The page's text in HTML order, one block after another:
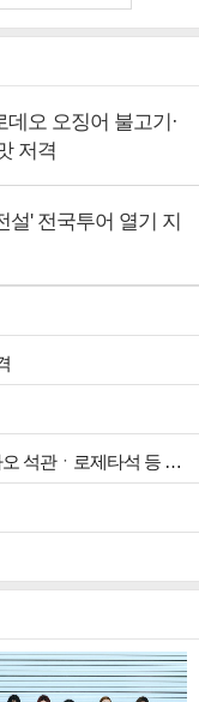
오 오징어 불고기·
저격
' 전국투어 열기 지
유성환 교수가 전하는 람세스 2세 흉상ㆍ파라오 석관ㆍ로제타석 등 이집트 유물 도굴 역사(ft. 류승수ㆍ강주현 소장)(벌거벗은 세계사)